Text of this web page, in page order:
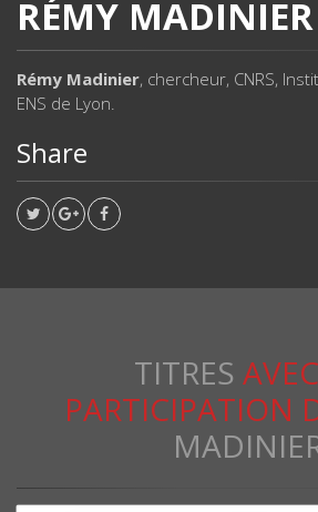
RÉMY MADINIER
Rémy Madinier, chercheur, CNRS,
ENS de Lyon.
Share
TITRES
PARTICIPATION